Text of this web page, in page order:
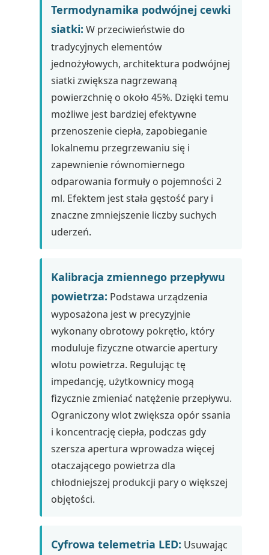
Termodynamika podwójnej cewki
siatki: W przeciwieństwie do
tradycyjnych elementów
jednożyłowych, architektura podwójnej
siatki zwiększa nagrzewaną
powierzchnię o około 45%. Dzięki temu
możliwe jest bardziej efektywne
przenoszenie ciepła, zapobieganie
lokalnemu przegrzewaniu się i
zapewnienie równomiernego
odparowania formuły o pojemności 2
ml. Efektem jest stała gęstość pary i
znaczne zmniejszenie liczby suchych
uderzeń.
Kalibracja zmiennego przepływu
powietrza: Podstawa urządzenia
wyposażona jest w precyzyjnie
wykonany obrotowy pokrętło, który
moduluje fizyczne otwarcie apertury
wlotu powietrza. Regulując tę
impedancję, użytkownicy mogą
fizycznie zmieniać natężenie przepływu.
Ograniczony wlot zwiększa opór ssania
i koncentrację ciepła, podczas gdy
szersza apertura wprowadza więcej
otaczającego powietrza dla
chłodniejszej produkcji pary o większej
objętości.
Cyfrowa telemetria LED: Usuwając